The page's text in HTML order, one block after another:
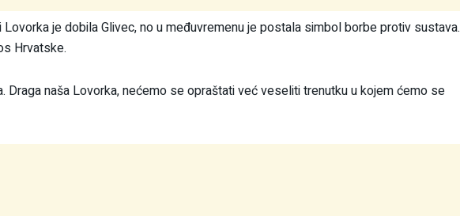
je dobila Glivec, no u međuvremenu je postala simbol borbe protiv sustava.
Hrvatske.
Draga naša Lovorka, nećemo se opraštati već veseliti trenutku u kojem ćemo se